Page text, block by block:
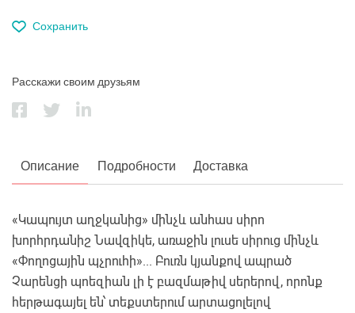
Сохранить
Расскажи своим друзьям
Описание Подробности Доставка
«Կապույտ աղջկանից» մինչև անհաս սիրո
խորհրդանիշ Նավզիկե, առաջին լուսե սիրուց մինչև
«Փողոցային պչրուհի»... Բուռն կյանքով ապրած
Չարենցի պոեզիան լի է բազմաթիվ սերերով, որոնք
հերթագայել են՝ տեքստերում արտացոլելով